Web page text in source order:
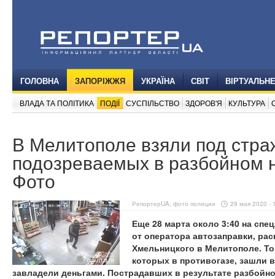
ГОЛОВНА ЗАПОРІЖЖЯ УКРАЇНА СВІТ
ВЛАДА ТА ПОЛІТИКА ПОДІЇ СУСПІЛЬСТВО ЗДОРОВ'Я КУЛЬТУРА
В Мелитополе взяли под
подозреваемых в
Фото
РепортерUA, фото полиции 29 мая 2020 -
Еще 28 марта около 3:40 на
от оператора автозаправки,
Хмельницкого в Мелитополе.
которых в противогазе,
завладели деньгами. Пострадавших в результате